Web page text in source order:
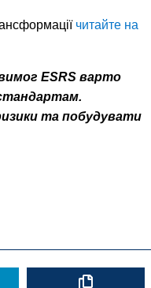
читайте на
ESRS варто
та побудувати